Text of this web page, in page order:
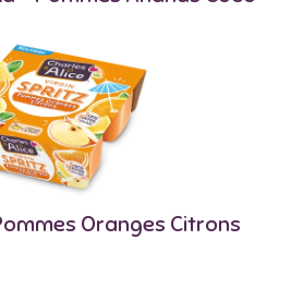
Oranges Citrons